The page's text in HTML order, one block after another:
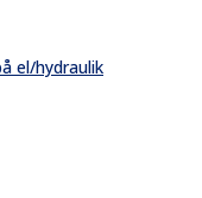
el/hydraulik